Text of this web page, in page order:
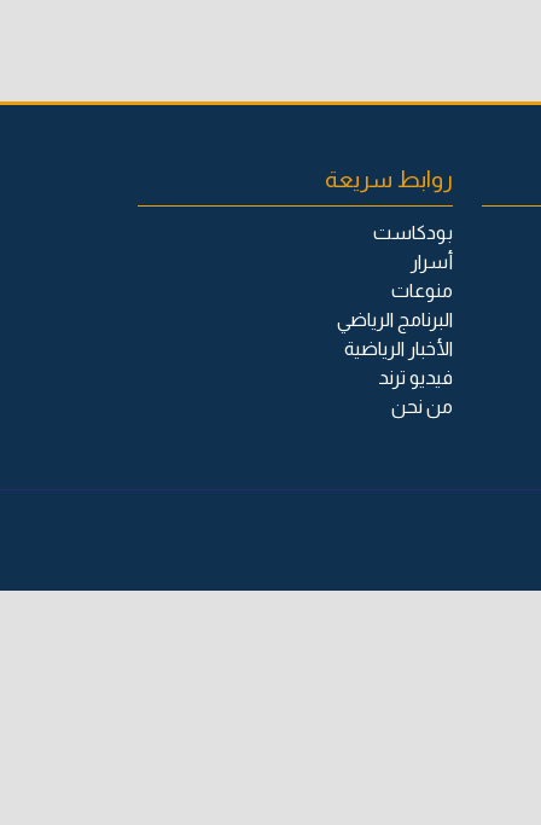
روابط سريعة
بودكاست
أسرار
منوعات
البرنامج الرياضي
الأخبار الرياضية
فيديو ترند
من نحن